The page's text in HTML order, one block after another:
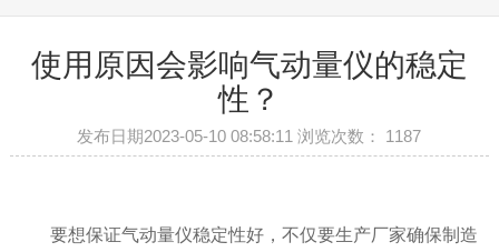
使用原因会影响气动量仪的稳定
性？
发布日期2023-05-10 08:58:11 浏览次数： 1187
要想保证气动量仪稳定性好，不仅要生产厂家确保制造